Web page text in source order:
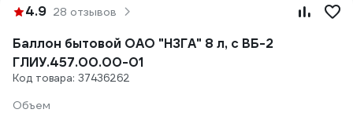
4.9 28 отзывов
Баллон бытовой ОАО "НЗГА" 8 л, с ВБ-2
ГЛИУ.457.00.00-01
Код товара: 37436262
Объем